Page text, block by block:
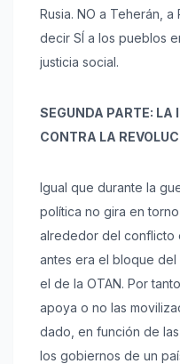
Rusia. NO a Teherán, a
decir SÍ a los pueblos
justicia social.
SEGUNDA PARTE: LA
CONTRA LA
Igual que durante la
política no gira en
alrededor del conflicto
antes era el bloque
el de la OTAN. Por
apoya o no las
dado, en función de
los gobiernos de un